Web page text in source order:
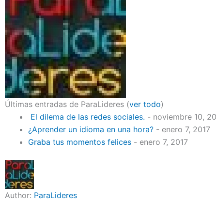
Últimas entradas de ParaLideres (ver todo)
El dilema de las redes sociales. - noviembre 10,
¿Aprender un idioma en una hora? - enero 7, 2017
Graba tus momentos felices - enero 7, 2017
Author: ParaLideres